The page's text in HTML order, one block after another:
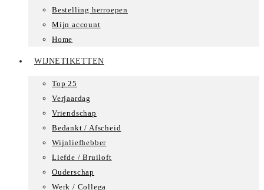
Bestelling herroepen
Mijn account
Home
WIJNETIKETTEN
Top 25
Verjaardag
Vriendschap
Bedankt / Afscheid
Wijnliefhebber
Liefde / Bruiloft
Ouderschap
Werk / Collega